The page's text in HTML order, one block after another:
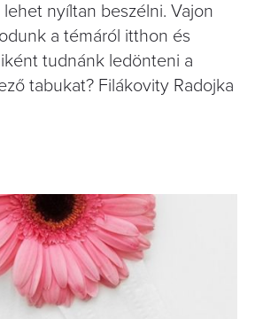
nyíltan beszélni. Vajon
a témáról itthon és
tudnánk ledönteni a
tabukat? Filákovity Radojka